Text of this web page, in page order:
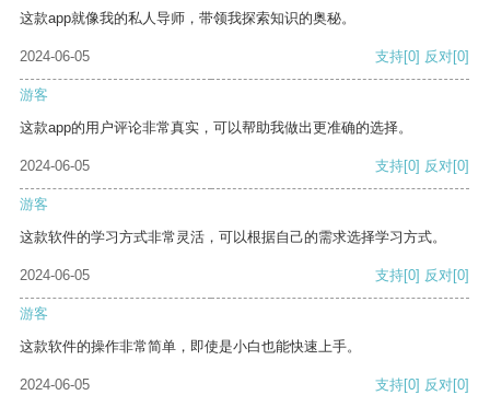
这款app就像我的私人导师，带领我探索知识的奥秘。
2024-06-05 支持[0] 反对[0]
游客
这款app的用户评论非常真实，可以帮助我做出更准确的选择。
2024-06-05 支持[0] 反对[0]
游客
这款软件的学习方式非常灵活，可以根据自己的需求选择学习方式。
2024-06-05 支持[0] 反对[0]
游客
这款软件的操作非常简单，即使是小白也能快速上手。
2024-06-05 支持[0] 反对[0]